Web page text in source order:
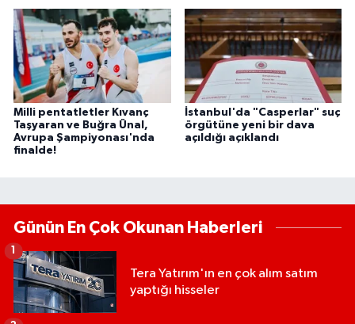
Milli pentatletler Kıvanç
Taşyaran ve Buğra Ünal,
Avrupa Şampiyonası'nda
finalde!
İstanbul'da "Casperlar" suç
örgütüne yeni bir dava
açıldığı açıklandı
Günün En Çok Okunan Haberleri
Tera Yatırım'ın en çok alım satım
yaptığı hisseler
1